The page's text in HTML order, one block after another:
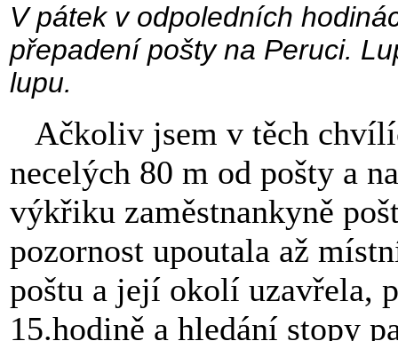
V pátek v odpoledních
přepadení pošty na Peruci.
lupu.
Ačkoliv jsem v těch
necelých 80 m od pošty a
výkřiku zaměstnankyně
pozornost upoutala až
poštu a její okolí uzavřela,
15.hodině a hledání stopy